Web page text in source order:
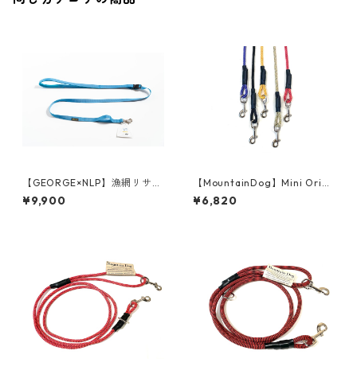
【GEORGE×NLP】漁網リサイ
クル ナイロンショルダーリー
ド
¥9,900
【MountainDog】Mini Origi
nal Clip Lead
¥6,820